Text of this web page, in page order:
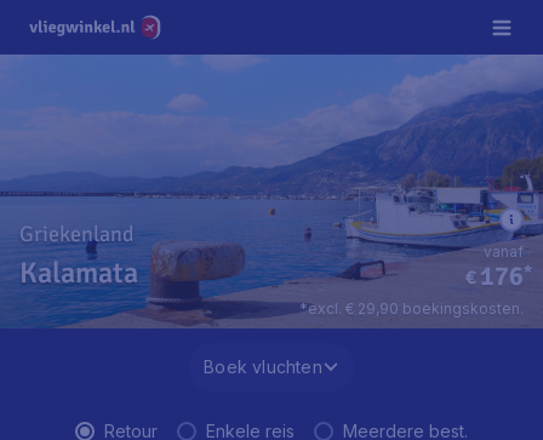
Griekenland
Kalamata € 176*
vanaf
*excl. € 29,90 boekingskosten.
Boek vluchten
Retour Enkele reis Meerdere best.